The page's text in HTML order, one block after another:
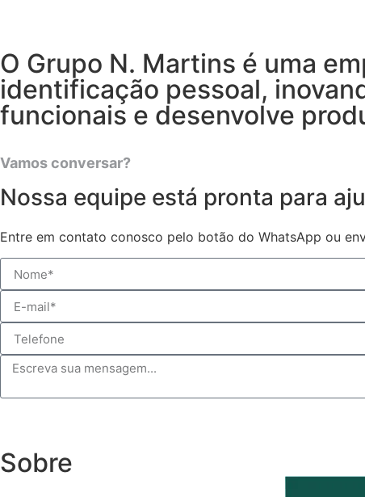
O Grupo N. Martins é uma
identificação pessoal,
funcionais e desenvolve
Vamos conversar?
Nossa equipe está pronta para
Entre em contato conosco pelo botão do WhatsApp ou
Sobre